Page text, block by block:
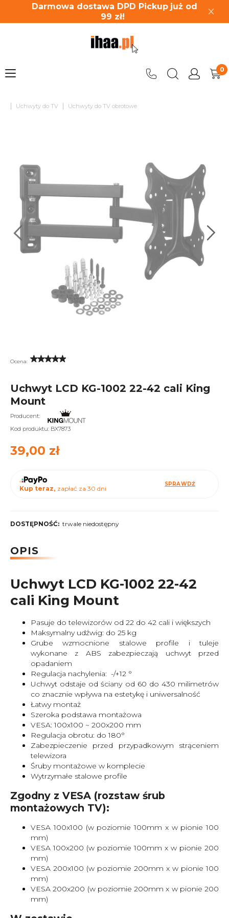
Darmowa dostawa DPD Pickup już od
99 zł!
| Uchwyty do TV | Uchwyty do TV obrotowe
Ocena:
Uchwyt LCD KG-1002 22-42 cali King
Mount
Producent:
Kod produktu: BX7873
39,00 zł
Kup teraz, zapłać za 30 dni
SPRAWDŹ
DOSTĘPNOŚĆ: trwale niedostępny
OPIS
Uchwyt LCD KG-1002 22-42
cali King Mount
Pasuje do telewizorów od 22 do 42 cali i większych
Maksymalny udźwig: do 25 kg
Grube wzmocnione stalowe profile i tuleje
wykonane z ABS zabezpieczają uchwyt przed
opadaniem
Regulacja nachylenia: -/+12 °
Uchwyt odstaje od ściany od 60 do 430 milimetrów
co znacznie wpływa na estetykę i uniwersalność
Łatwy montaż
Szeroka podstawa montażowa
VESA: 100x100 ~ 200x200 mm
Regulacja obrotu: do 180°
Zabezpieczenie przed przypadkowym strąceniem
telewizora
Śruby montażowe w komplecie
Wytrzymałe stalowe profile
Zgodny z VESA (rozstaw śrub
montażowych TV):
VESA 100x100 (w poziomie 100mm x w pionie 100
mm)
VESA 100x200 (w poziomie 100mm x w pionie 200
mm)
VESA 200x100 (w poziomie 200mm x w pionie 100
mm)
VESA 200x200 (w poziomie 200mm x w pionie 200
mm)